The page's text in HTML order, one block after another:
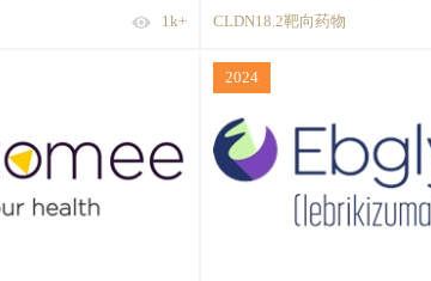
1k+ CLDN18.2靶向药物
2024